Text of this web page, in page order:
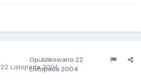
22 Listopada 2004
Opublikowano 22
Listopada 2004